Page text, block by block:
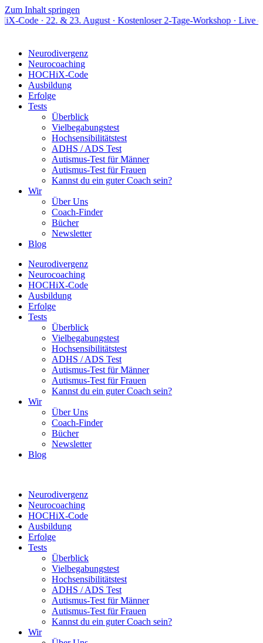
Zum Inhalt springen
22. & 23. August · Kostenloser 2-Tage-Workshop · Live online
Neurodivergenz
Neurocoaching
HOCHiX-Code
Ausbildung
Erfolge
Tests
Überblick
Vielbegabungstest
Hochsensibilitätstest
ADHS / ADS Test
Autismus-Test für Männer
Autismus-Test für Frauen
Kannst du ein guter Coach sein?
Wir
Über Uns
Coach-Finder
Bücher
Newsletter
Blog
Neurodivergenz
Neurocoaching
HOCHiX-Code
Ausbildung
Erfolge
Tests
Überblick
Vielbegabungstest
Hochsensibilitätstest
ADHS / ADS Test
Autismus-Test für Männer
Autismus-Test für Frauen
Kannst du ein guter Coach sein?
Wir
Über Uns
Coach-Finder
Bücher
Newsletter
Blog
Neurodivergenz
Neurocoaching
HOCHiX-Code
Ausbildung
Erfolge
Tests
Überblick
Vielbegabungstest
Hochsensibilitätstest
ADHS / ADS Test
Autismus-Test für Männer
Autismus-Test für Frauen
Kannst du ein guter Coach sein?
Wir